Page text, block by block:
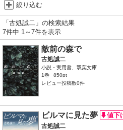
絞り込む
「古処誠二」の検索結果
7件中 1～7件を表示
敵前の森で
古処誠二
小説・実用書、双葉文庫
1巻
850pt
レビュー投稿数0件
ビルマに見た夢
古処誠二